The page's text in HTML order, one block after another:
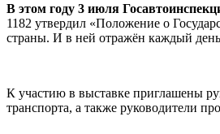
В этом году 3 июля
1182 утвердил «Положение о
страны. И в ней отражён каждый
К участию в выставке приглашены
транспорта, а также руководители